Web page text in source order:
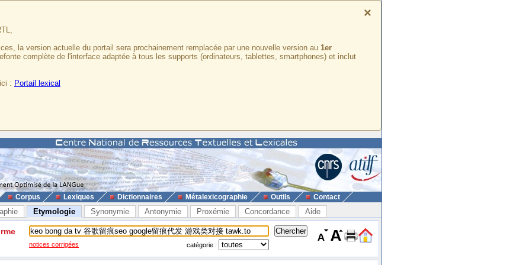
×
la version actuelle du portail sera prochainement remplacée par une nouvelle version au 1er
complète de l'interface adaptée à tous les supports (ordinateurs, tablettes, smartphones) et inclut
: Portail lexical
Corpus Lexiques Dictionnaires Métalexicographie Outils Contact
Etymologie Synonymie Antonymie Proxémie Concordance Aide
notices corrigées catégorie :